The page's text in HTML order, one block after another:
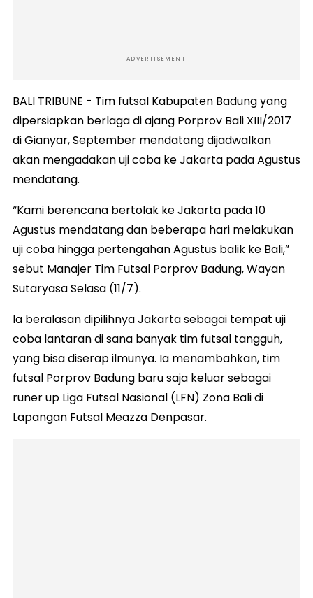
ADVERTISEMENT
BALI TRIBUNE - Tim futsal Kabupaten Badung yang
dipersiapkan berlaga di ajang Porprov Bali XIII/2017
di Gianyar, September mendatang dijadwalkan
akan mengadakan uji coba ke Jakarta pada Agustus
mendatang.
“Kami berencana bertolak ke Jakarta pada 10
Agustus mendatang dan beberapa hari melakukan
uji coba hingga pertengahan Agustus balik ke Bali,”
sebut Manajer Tim Futsal Porprov Badung, Wayan
Sutaryasa Selasa (11/7).
Ia beralasan dipilihnya Jakarta sebagai tempat uji
coba lantaran di sana banyak tim futsal tangguh,
yang bisa diserap ilmunya. Ia menambahkan, tim
futsal Porprov Badung baru saja keluar sebagai
runer up Liga Futsal Nasional (LFN) Zona Bali di
Lapangan Futsal Meazza Denpasar.